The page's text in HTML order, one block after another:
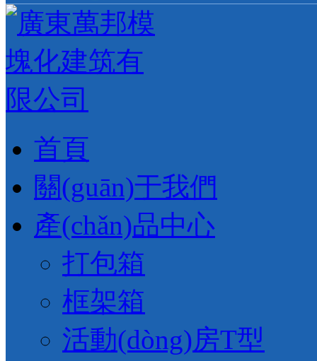
首頁
關(guān)于我們
產(chǎn)品中心
打包箱
框架箱
活動(dòng)房T型